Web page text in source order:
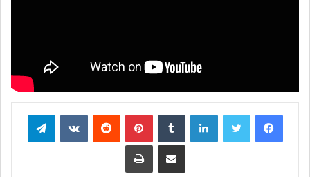
فيسبوكتويتر لينكدإن ‏Tumblr بينتيريست
‏Reddit
‏VKontakte تيلقرام
مشاركة عبر البريد طباعة